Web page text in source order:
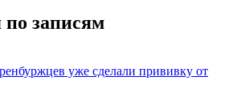
записям
уже сделали прививку от